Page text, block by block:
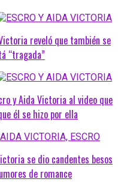
reveló que también se
“tragada”
y Aida Victoria al video que
él se hizo por ella
se dio candentes besos
de romance